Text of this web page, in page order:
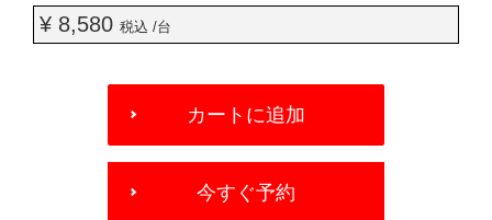
¥ 8,580 税込 /台
OPTIONS
カートに追加
今すぐ予約